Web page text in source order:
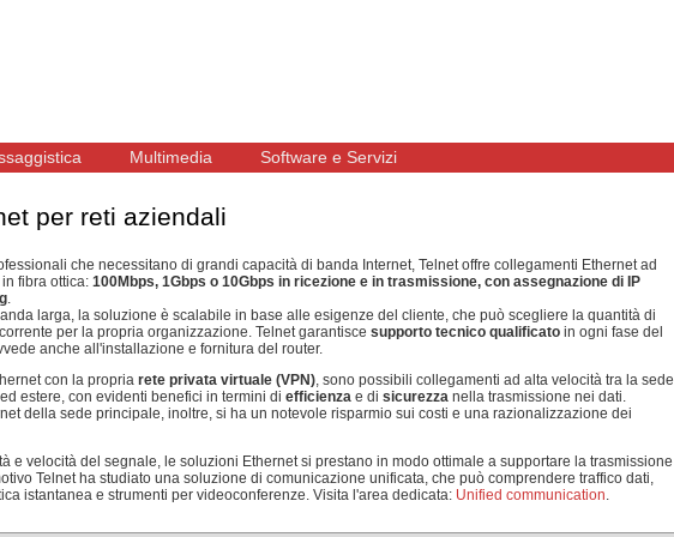
Multimedia Software e Servizi
per reti aziendali
che necessitano di grandi capacità di banda Internet, Telnet offre collegamenti Ethernet ad
fibra ottica: 100Mbps, 1Gbps o 10Gbps in ricezione e in trasmissione, con assegnazione di IP
larga, la soluzione è scalabile in base alle esigenze del cliente, che può scegliere la quantità di
per la propria organizzazione. Telnet garantisce supporto tecnico qualificato in ogni fase del
anche all'installazione e fornitura del router.
con la propria rete privata virtuale (VPN) , sono possibili collegamenti ad alta velocità tra la sede
estere, con evidenti benefici in termini di efficienza e di sicurezza nella trasmissione nei dati.
della sede principale, inoltre, si ha un notevole risparmio sui costi e una razionalizzazione dei
e velocità del segnale, le soluzioni Ethernet si prestano in modo ottimale a supportare la trasmissione
Telnet ha studiato una soluzione di comunicazione unificata, che può comprendere traffico dati,
istantanea e strumenti per videoconferenze. Visita l'area dedicata: Unified communication